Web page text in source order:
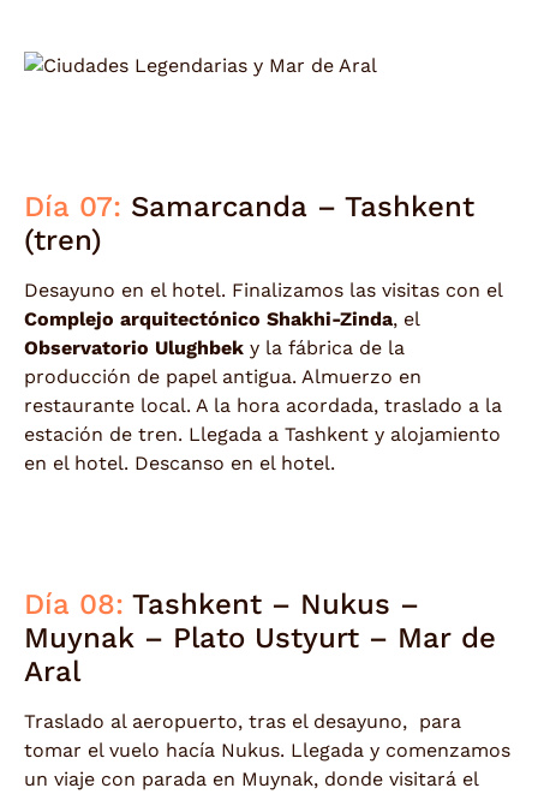
Día 07: Samarcanda – Tashkent
(tren)
Desayuno en el hotel. Finalizamos las visitas con el
Complejo arquitectónico Shakhi-Zinda, el
Observatorio Ulughbek y la fábrica de la
producción de papel antigua. Almuerzo en
restaurante local. A la hora acordada, traslado a la
estación de tren. Llegada a Tashkent y alojamiento
en el hotel. Descanso en el hotel.
Día 08: Tashkent – Nukus –
Muynak – Plato Ustyurt – Mar de
Aral
Traslado al aeropuerto, tras el desayuno, para
tomar el vuelo hacía Nukus. Llegada y comenzamos
un viaje con parada en Muynak, donde visitará el